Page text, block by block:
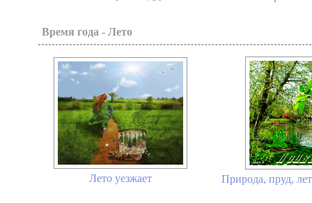
Время года - Лето
Лето уезжает Природа, пруд,